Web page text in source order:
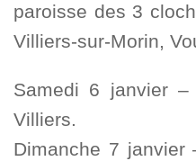
paroisse des 3
Villiers-sur-Morin,
Samedi 6 janvier
Villiers.
Dimanche 7